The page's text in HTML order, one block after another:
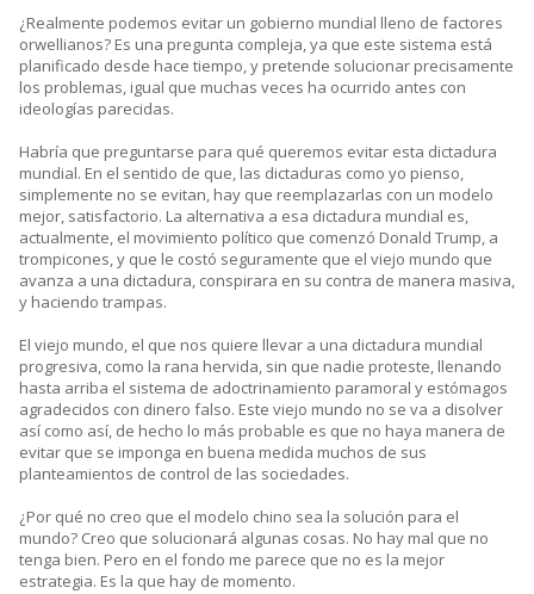
¿Realmente podemos evitar un gobierno mundial lleno de factores
orwellianos? Es una pregunta compleja, ya que este sistema está
planificado desde hace tiempo, y pretende solucionar precisamente
los problemas, igual que muchas veces ha ocurrido antes con
ideologías parecidas.
Habría que preguntarse para qué queremos evitar esta dictadura
mundial. En el sentido de que, las dictaduras como yo pienso,
simplemente no se evitan, hay que reemplazarlas con un modelo
mejor, satisfactorio. La alternativa a esa dictadura mundial es,
actualmente, el movimiento político que comenzó Donald Trump, a
trompicones, y que le costó seguramente que el viejo mundo que
avanza a una dictadura, conspirara en su contra de manera masiva,
y haciendo trampas.
El viejo mundo, el que nos quiere llevar a una dictadura mundial
progresiva, como la rana hervida, sin que nadie proteste, llenando
hasta arriba el sistema de adoctrinamiento paramoral y estómagos
agradecidos con dinero falso. Este viejo mundo no se va a disolver
así como así, de hecho lo más probable es que no haya manera de
evitar que se imponga en buena medida muchos de sus
planteamientos de control de las sociedades.
¿Por qué no creo que el modelo chino sea la solución para el
mundo? Creo que solucionará algunas cosas. No hay mal que no
tenga bien. Pero en el fondo me parece que no es la mejor
estrategia. Es la que hay de momento.